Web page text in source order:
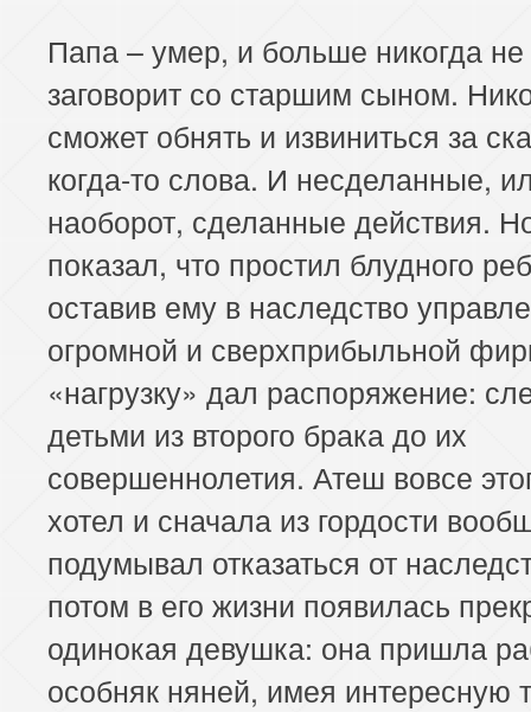
Папа – умер, и больше никогда не
заговорит со старшим сыном.
сможет обнять и извиниться за
когда-то слова. И несделанные,
наоборот, сделанные действия.
показал, что простил блудного
оставив ему в наследство
огромной и сверхприбыльной
«нагрузку» дал распоряжение:
детьми из второго брака до их
совершеннолетия. Атеш вовсе
хотел и сначала из гордости
подумывал отказаться от
потом в его жизни появилась
одинокая девушка: она пришла
особняк няней, имея интересную